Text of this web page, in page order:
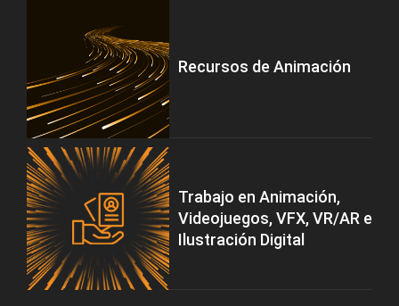
Recursos de Animación
Trabajo en Animación,
Videojuegos, VFX, VR/AR e
Ilustración Digital